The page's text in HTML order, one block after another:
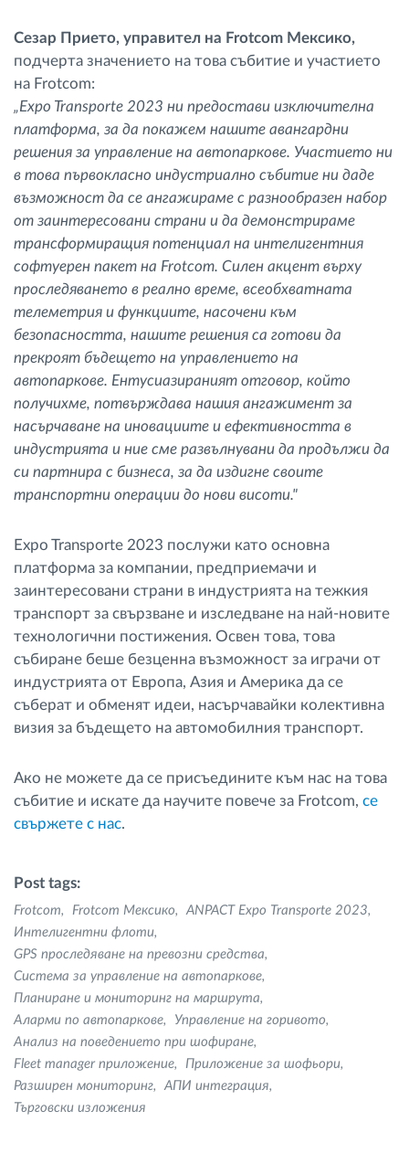
Сезар Прието, управител на Frotcom Мексико,
подчерта значението на това събитие и участието
на Frotcom:
„Expo Transporte 2023 ни предостави изключителна
платформа, за да покажем нашите авангардни
решения за управление на автопаркове. Участието ни
в това първокласно индустриално събитие ни даде
възможност да се ангажираме с разнообразен набор
от заинтересовани страни и да демонстрираме
трансформиращия потенциал на интелигентния
софтуерен пакет на Frotcom. Силен акцент върху
проследяването в реално време, всеобхватната
телеметрия и функциите, насочени към
безопасността, нашите решения са готови да
прекроят бъдещето на управлението на
автопаркове. Ентусиазираният отговор, който
получихме, потвърждава нашия ангажимент за
насърчаване на иновациите и ефективността в
индустрията и ние сме развълнувани да продължи да
си партнира с бизнеса, за да издигне своите
транспортни операции до нови висоти."
Expo Transporte 2023 послужи като основна
платформа за компании, предприемачи и
заинтересовани страни в индустрията на тежкия
транспорт за свързване и изследване на най-новите
технологични постижения. Освен това, това
събиране беше безценна възможност за играчи от
индустрията от Европа, Азия и Америка да се
съберат и обменят идеи, насърчавайки колективна
визия за бъдещето на автомобилния транспорт.
Ако не можете да се присъедините към нас на това
събитие и искате да научите повече за Frotcom, cе
свържете с нас.
Post tags:
Frotcom Frotcom Мексико
ANPACT Expo Transporte 2023
Интелигентни флоти
GPS проследяване на превозни средства
Система за управление на автопаркове
Планиране и мониторинг на маршрута
Аларми по автопаркове
Управление на горивото
Анализ на поведението при шофиране
Fleet manager приложение
Приложение за шофьори
Разширен мониторинг
AПИ интеграция
Търговски изложения